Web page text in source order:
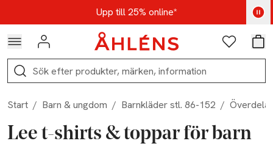
Hoppa till navigationsmenynUpp till 25% online*
Kod: AUG25 - Shoppa nu
Logga in Favoriter
Sök
Start / Barn & ungdom / Barnkläder stl. 86-152 / Överdelar
Lee t-shirts & toppar för barn